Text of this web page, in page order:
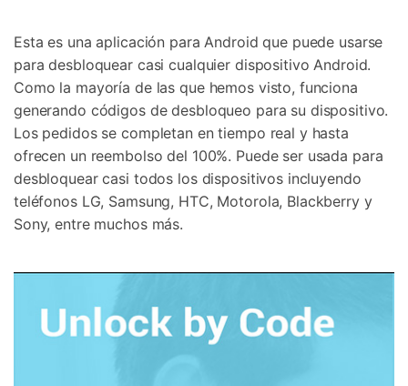
Esta es una aplicación para Android que puede usarse
para desbloquear casi cualquier dispositivo Android.
Como la mayoría de las que hemos visto, funciona
generando códigos de desbloqueo para su dispositivo.
Los pedidos se completan en tiempo real y hasta
ofrecen un reembolso del 100%. Puede ser usada para
desbloquear casi todos los dispositivos incluyendo
teléfonos LG, Samsung, HTC, Motorola, Blackberry y
Sony, entre muchos más.
+50M usuarios y +17 años de confianza
Desbloquea, repara y protege tu teléfono
Recupera y transfiere datos fácilmente